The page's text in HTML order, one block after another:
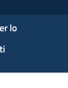
lo